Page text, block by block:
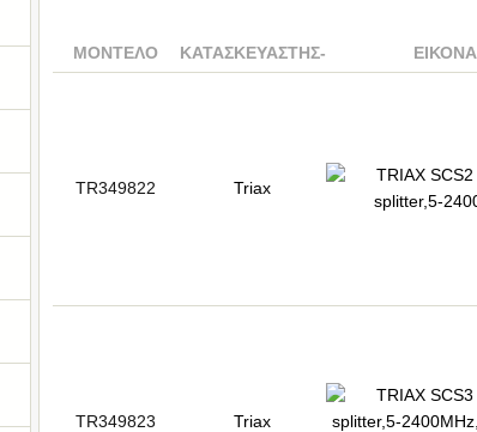
ΜΟΝΤΈΛΟ ΚΑΤΑΣΚΕΥΑΣΤΉΣ- ΕΙΚΌΝΑ
TR349822 Triax
TR349823 Triax